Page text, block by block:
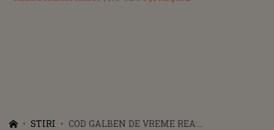
STIRI
COD GALBEN DE VREME REA: